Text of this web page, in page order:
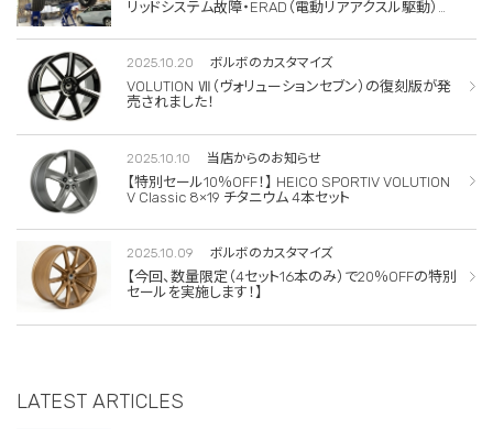
リッドシステム故障・ERAD（電動リアアクスル駆動）交
2025.10.20 ボルボのカスタマイズ
VOLUTION Ⅶ（ヴォリューションセブン）の復刻版が発
売されました！
2025.10.10 当店からのお知らせ
【特別セール10％OFF！】 HEICO SPORTIV VOLUTION
V Classic 8×19 チタニウム 4本セット
2025.10.09 ボルボのカスタマイズ
【今回、数量限定（4セット16本のみ）で20％OFFの特別
セールを実施します！】
LATEST ARTICLES